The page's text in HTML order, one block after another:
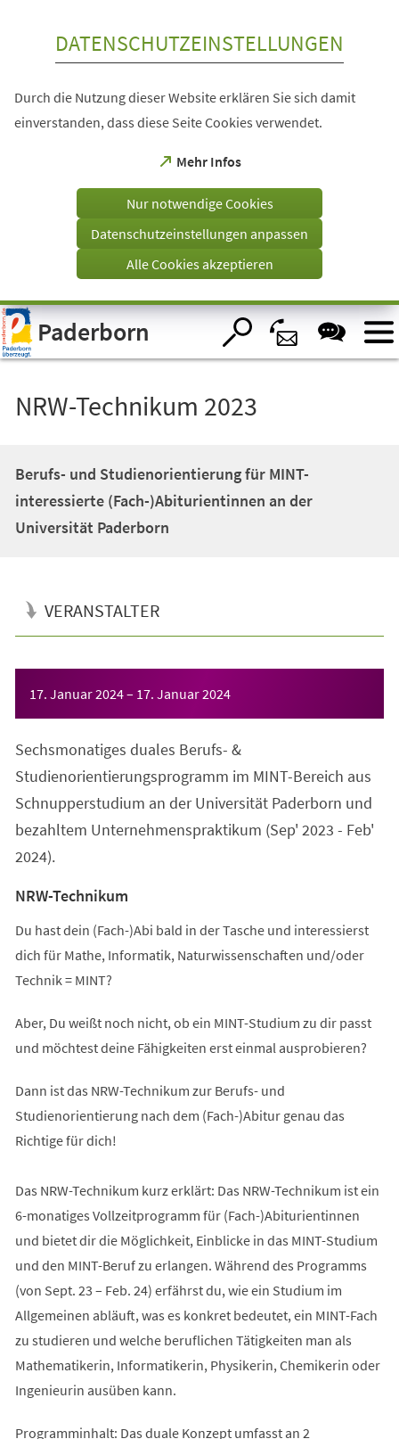
Visuelle
Assistenzsoftware
öffnen.
DATENSCHUTZEINSTELLUNGEN
Durch die Nutzung dieser Website erklären Sie sich damit
einverstanden, dass diese Seite Cookies verwendet.
Mehr Infos
(Öffnet
einem
Tab)
Nur notwendige Cookies
Datenschutzeinstellungen anpassen
Alle Cookies akzeptieren
Paderborn
NRW-Technikum 2023
Berufs- und Studienorientierung für MINT-
interessierte (Fach-)Abiturientinnen an der
Universität Paderborn
VERANSTALTER
17. Januar 2024– 17. Januar 2024
Sechsmonatiges duales Berufs- &
Studienorientierungsprogramm im MINT-Bereich aus
Schnupperstudium an der Universität Paderborn und
bezahltem Unternehmenspraktikum (Sep' 2023 - Feb'
2024).
NRW-Technikum
Du hast dein (Fach-)Abi bald in der Tasche und interessierst
dich für Mathe, Informatik, Naturwissenschaften und/oder
Technik = MINT?
Aber, Du weißt noch nicht, ob ein MINT-Studium zu dir passt
und möchtest deine Fähigkeiten erst einmal ausprobieren?
Dann ist das NRW-Technikum zur Berufs- und
Studienorientierung nach dem (Fach-)Abitur genau das
Richtige für dich!
Das NRW-Technikum kurz erklärt: Das NRW-Technikum ist ein
6-monatiges Vollzeitprogramm für (Fach-)Abiturientinnen
und bietet dir die Möglichkeit, Einblicke in das MINT-Studium
und den MINT-Beruf zu erlangen. Während des Programms
(von Sept. 23 – Feb. 24) erfährst du, wie ein Studium im
Allgemeinen abläuft, was es konkret bedeutet, ein MINT-Fach
zu studieren und welche beruflichen Tätigkeiten man als
Mathematikerin, Informatikerin, Physikerin, Chemikerin oder
Ingenieurin ausüben kann.
Programminhalt: Das duale Konzept umfasst an 2